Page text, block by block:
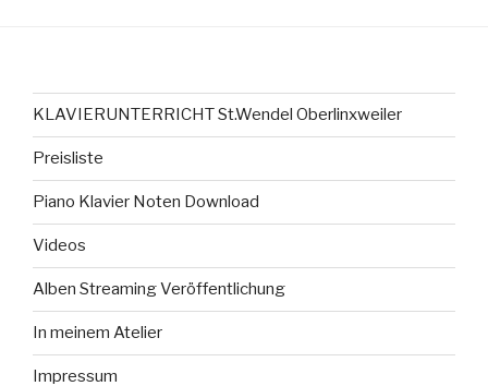
KLAVIERUNTERRICHT St.Wendel Oberlinxweiler
Preisliste
Piano Klavier Noten Download
Videos
Alben Streaming Veröffentlichung
In meinem Atelier
Impressum